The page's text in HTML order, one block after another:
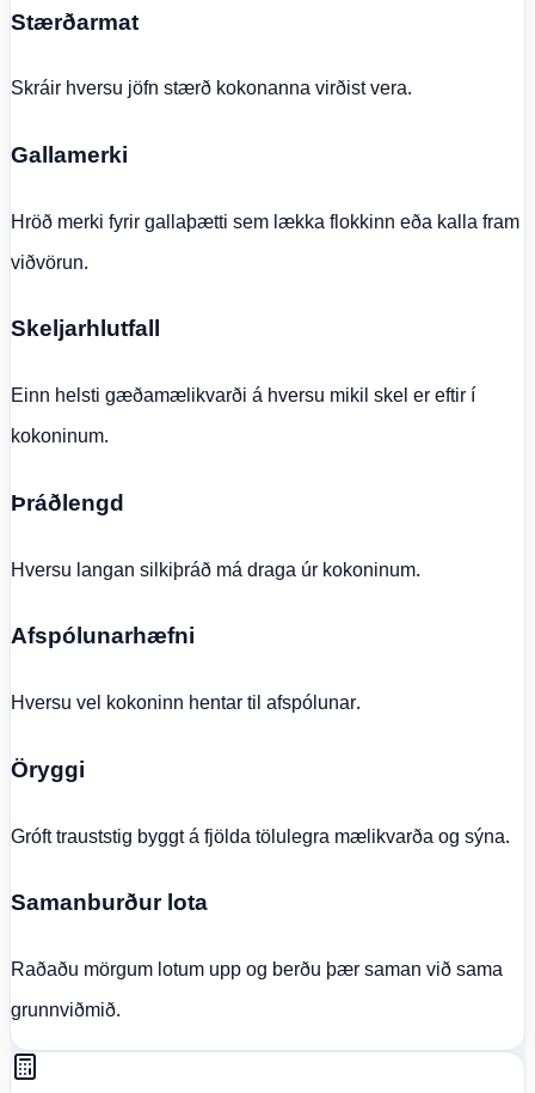
Stærðarmat
Skráir hversu jöfn stærð kokonanna virðist vera.
Gallamerki
Hröð merki fyrir gallaþætti sem lækka flokkinn eða kalla fram
viðvörun.
Skeljarhlutfall
Einn helsti gæðamælikvarði á hversu mikil skel er eftir í
kokoninum.
Þráðlengd
Hversu langan silkiþráð má draga úr kokoninum.
Afspólunarhæfni
Hversu vel kokoninn hentar til afspólunar.
Öryggi
Gróft trauststig byggt á fjölda tölulegra mælikvarða og sýna.
Samanburður lota
Raðaðu mörgum lotum upp og berðu þær saman við sama
grunnviðmið.